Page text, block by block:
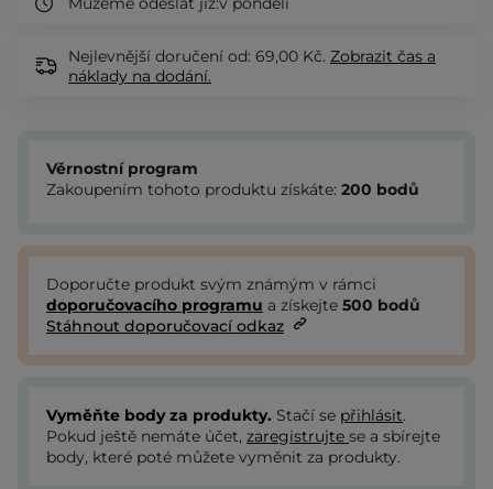
Nejlevnější doručení od: 69,00 Kč. Zobrazit čas a
náklady na dodání.
Věrnostní program
Zakoupením tohoto produktu získáte: 200 bodů
Doporučte produkt svým známým v rámci
doporučovacího programu a získejte 500 bodů
Stáhnout doporučovací odkaz
Vyměňte body za produkty. Stačí se přihlásit.
Pokud ještě nemáte účet, zaregistrujte se a sbírejte
body, které poté můžete vyměnit za produkty.